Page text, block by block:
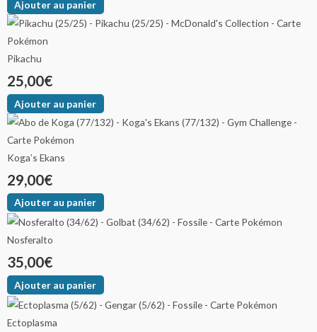
Ajouter au panier
Pikachu
25,00€
Ajouter au panier
Koga’s Ekans
29,00€
Ajouter au panier
Nosferalto
35,00€
Ajouter au panier
Ectoplasma